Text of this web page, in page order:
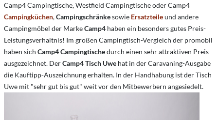
Camp4 Campingtische, Westfield Campingtische oder Camp4
Campingküchen,Campingschränkesowie Ersatzteileund andere
Campingmöbel der MarkeCamp4 haben ein besonders gutes Preis-
Leistungsverhältnis! Im großen Campingtisch-Vergleich der promobil
haben sich Camp4 Campingtischedurch einen sehr attraktiven Preis
ausgezeichnet. DerCamp4 Tisch Uwe hat in der Caravaning-Ausgabe
die Kauftipp-Auszeichnung erhalten. In der Handhabung ist der Tisch
Uwe mit "sehr gut bis gut" weit vor den Mitbewerbern angesiedelt.